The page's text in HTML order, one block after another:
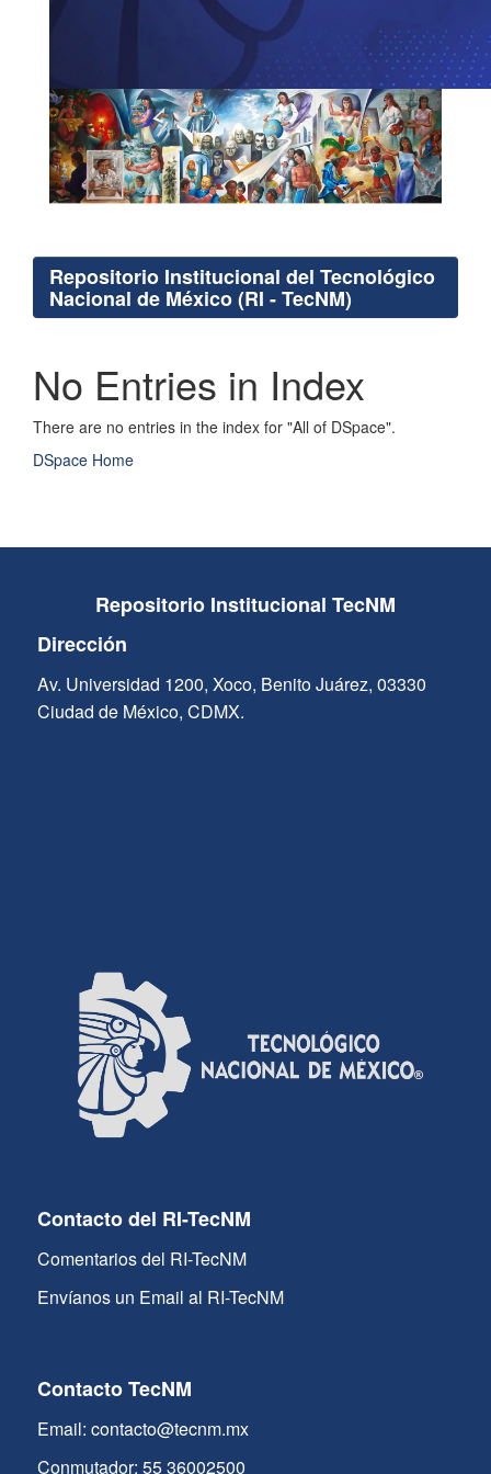
Repositorio Institucional del Tecnológico
Nacional de México (RI - TecNM)
No Entries in Index
There are no entries in the index for "All of DSpace".
DSpace Home
Repositorio Institucional TecNM
Dirección
Av. Universidad 1200, Xoco, Benito Juárez, 03330
Ciudad de México, CDMX.
Contacto del RI-TecNM
Comentarios del RI-TecNM
Envíanos un Email al RI-TecNM
Contacto TecNM
Email: contacto@tecnm.mx
Conmutador: 55 36002500